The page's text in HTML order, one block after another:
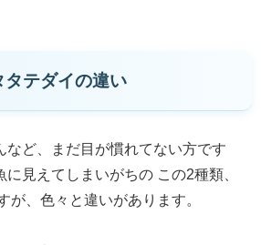
テダイの違い
など、まだ目が慣れてない方です
見えてしまいがちの この2種類、
が、色々と違いがあります。